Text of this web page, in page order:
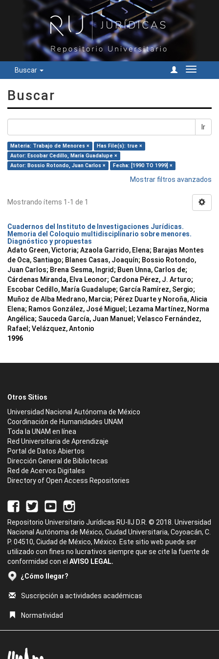
Buscar
Cambiar
Buscar
Ir
Materia: Trabajo de Menores ×
Has File(s): true ×
Autor: Escobar Cedillo, María Guadalupe ×
Autor: Bossio Rotondo, Juan Carlos ×
Fecha: [1990 TO 1999] ×
Mostrar filtros avanzados
Mostrando ítems 1-1 de 1
Cuadernos del Instituto de Investigaciones Jurídicas.
Memoria del Coloquio multidisciplinario sobre menores.
Diagnóstico y propuestas
Adato Green, Victoria; Azaola Garrido, Elena; Barajas Montes
de Oca, Santiago; Blanes Casas, Joaquín; Bossio Rotondo,
Juan Carlos; Brena Sesma, Ingrid; Buen Unna, Carlos de;
Cárdenas Miranda, Elva Leonor; Cardona Pérez, J. Arturo;
Escobar Cedillo, María Guadalupe; García Ramírez, Sergio;
Muñoz de Alba Medrano, Marcia; Pérez Duarte y Noroña, Alicia
Elena; Ramos González, José Miguel; Lezama Martínez, Norma
Angélica; Sauceda García, Juan Manuel; Velasco Fernández,
Rafael; Velázquez, Antonio
1996
Otros Sitios
Universidad Nacional Autónoma de México
Coordinación de Humanidades UNAM
Toda la UNAM en línea
Red Universitaria de Aprendizaje
Portal de Datos Abiertos
Dirección General de Bibliotecas
Red de Acervos Digitales
Directory of Open Access Repositories
Repositorio Universitario Jurídicas RU-IIJ D.R. © 2018. Universidad
Nacional Autónoma de México, Ciudad Universitaria, Coyoacán, C.
P. 04510, Ciudad de México, México. Este sitio web puede ser
utilizado con fines no lucrativos siempre que se cite la fuente de
conformidad con el AVISO LEGAL.
¿Cómo llegar?
Suscripción a actividades académicas
Normatividad